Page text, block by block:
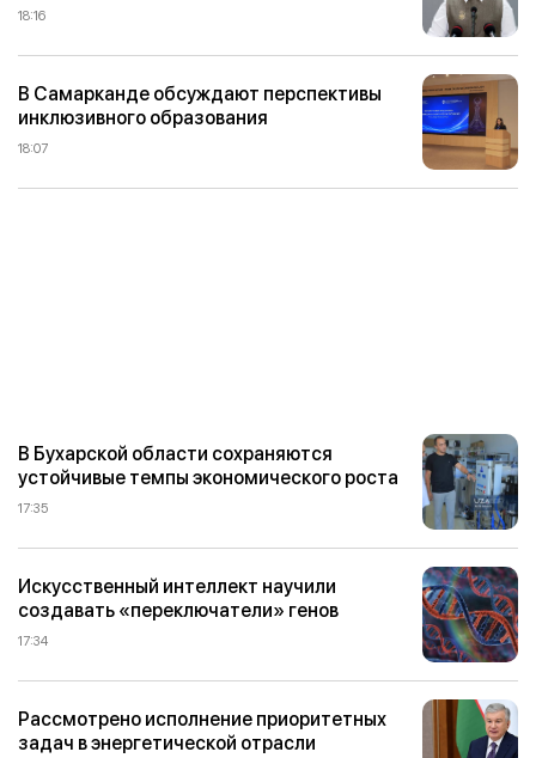
18:16
В Самарканде обсуждают перспективы
инклюзивного образования
18:07
В Бухарской области сохраняются
устойчивые темпы экономического роста
17:35
Искусственный интеллект научили
создавать «переключатели» генов
17:34
Рассмотрено исполнение приоритетных
задач в энергетической отрасли